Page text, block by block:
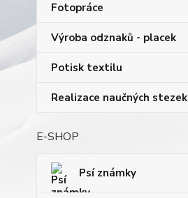
Fotopráce
Výroba odznaků - placek
Potisk textilu
Realizace naučných stezek
E-SHOP
Psí známky